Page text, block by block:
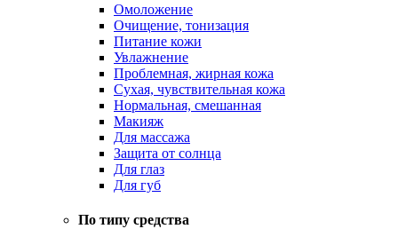
Омоложение
Очищение, тонизация
Питание кожи
Увлажнение
Проблемная, жирная кожа
Сухая, чувствительная кожа
Нормальная, смешанная
Макияж
Для массажа
Защита от солнца
Для глаз
Для губ
По типу средства